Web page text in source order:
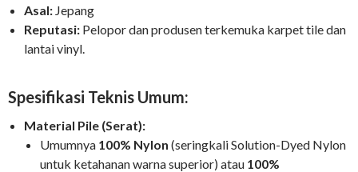
Asal: Jepang
Reputasi: Pelopor dan produsen terkemuka karpet tile dan
lantai vinyl.
Spesifikasi Teknis Umum:
Material Pile (Serat):
Umumnya 100% Nylon (seringkali Solution-Dyed Nylon
untuk ketahanan warna superior) atau 100%